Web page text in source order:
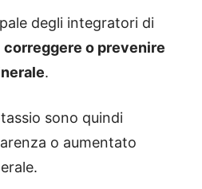
degli integratori di
correggere o prevenire
.
sono quindi
o aumentato